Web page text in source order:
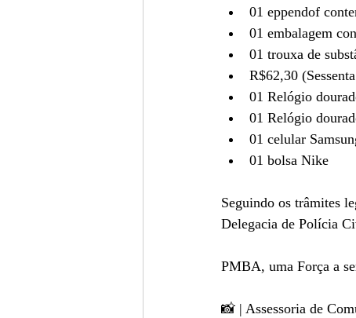
01 eppendof
01 embalagem
01 trouxa de
R$62,30
01 Relógio
01 Relógio
01 celular
01 bolsa Nike
Seguindo os trâmites
Delegacia de Polícia
PMBA, uma Força a
📸 | Assessoria de